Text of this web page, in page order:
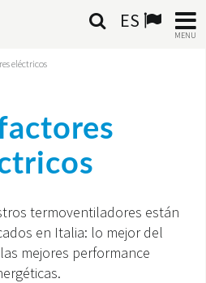
ES
MENU
eléctricos
termoventiladores están
en Italia: lo mejor del
mejores performance